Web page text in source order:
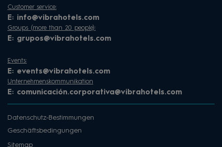
Customer service:
E: info@vibrahotels.com
Groups (more than 20 people):
E: grupos@vibrahotels.com
Events:
E: events@vibrahotels.com
Unternehmenskommunikation
E: comunicación.corporativa@vibrahotels.com
Datenschutz-Bestimmungen
Geschäftsbedingungen
Sitemap